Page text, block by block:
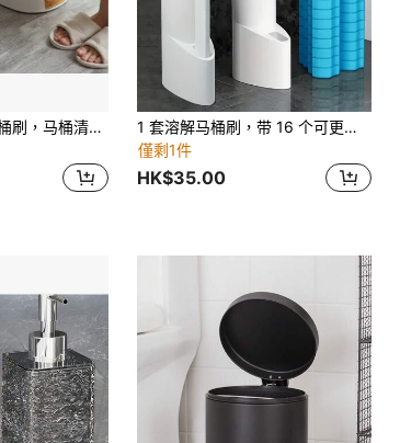
马桶刷架，塑料马桶刷，马桶清洁剂，马桶刷，浴室清洁剂（1 件）浴室装饰秋季装饰
1 套溶解马桶刷，带 16 个可更换刷头 - 无死角去污刷，带清洁液的刷头，一次性清洁干净方便，适用于浴室和卫生间、马桶刷架、浴室配件、浴室产品、家居和厨房用品浴室装饰秋季装饰
僅剩1件
HK$35.00